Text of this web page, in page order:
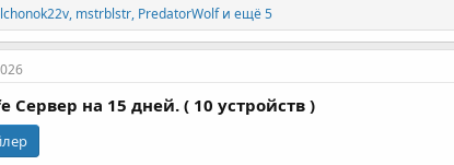
, mstrblstr, PredatorWolfи ещё 5
Cервер на 15 дней. ( 10 устройств )